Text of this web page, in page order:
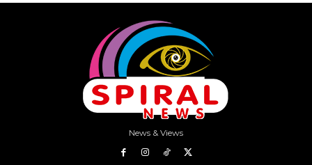
News & Views